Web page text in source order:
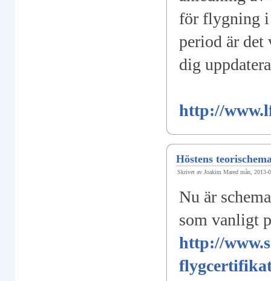
för flygning i
period är det
dig
http://
Höstens
Skrivet av Joakim Mared mån, 2013-
Nu är
som vanligt
http://